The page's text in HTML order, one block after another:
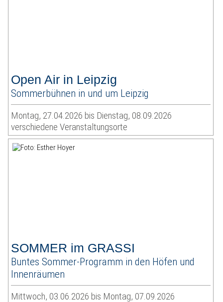
Open Air in Leipzig
Sommerbühnen in und um Leipzig
Montag, 27.04.2026 bis Dienstag, 08.09.2026
verschiedene Veranstaltungsorte
SOMMER im GRASSI
Buntes Sommer-Programm in den Höfen und
Innenräumen
Mittwoch, 03.06.2026 bis Montag, 07.09.2026